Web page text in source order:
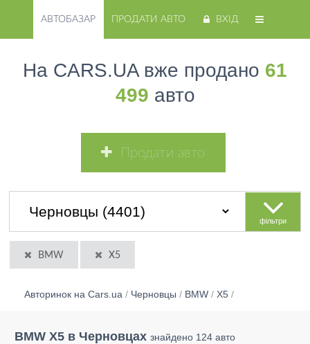
АВТОБАЗАР ПРОДАТИ АВТО ВХІД
На CARS.UA вже продано 61
499 авто
Продати авто
фільтри
BMW X5
Авторинок на Cars.ua / Черновцы / BMW / X5 /
BMW X5 в Черновцах знайдено 124 авто